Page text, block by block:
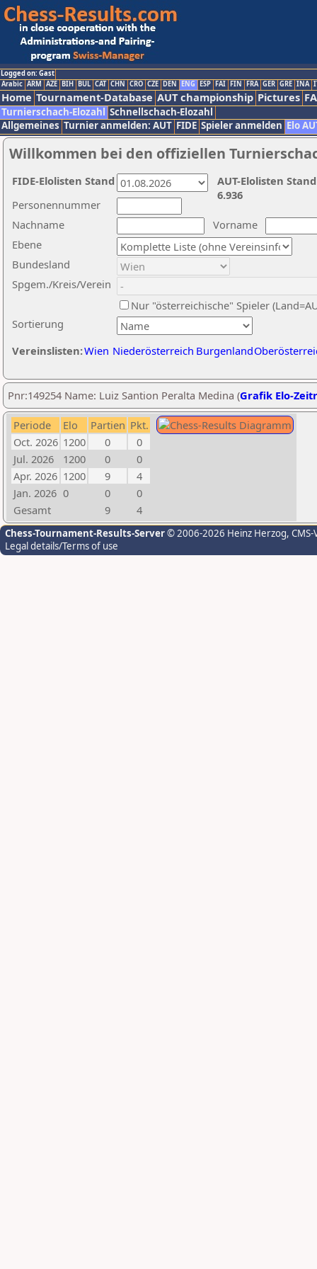
Logged on: Gast
Arabic ARM AZE BIH BUL CAT CHN CRO CZE DEN ENG ESP FAI FIN FRA GER GRE INA
Home Tournament-Database AUT championship Pictures
Turnierschach-Elozahl Schnellschach-Elozahl
Allgemeines Turnier anmelden: AUT FIDE Spieler anmelden Elo
Willkommen bei den offiziellen
Nachname
Vorname
Ebene
Sortierung
Personennummer
Bundesland
Spgem./Kreis/Verein
Nur "österreichische" Spieler
Vereinslisten:Wien Niederösterreich Burgenland
AUT-Elolisten
6.936
FIDE-Elolisten Stand
Pnr:149254 Name: Luiz Santion Peralta Medina (Grafik Elo-
Periode Elo Partien Pkt.
Oct. 2026 1200 0
0
Jul. 2026
1200 0
0
Apr. 2026 1200 9
4
Jan. 2026 0 0
0
Gesamt
9 4
Chess-Tournament-Results-Server© 2006-2026 Heinz Herzog,
Legal details/Terms of use